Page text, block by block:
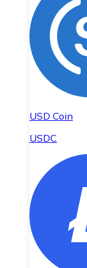
USD Coin
USDC